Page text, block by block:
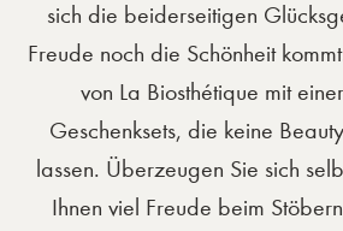
sich die beiderseitigen
Freude noch die Schönheit
von La Biosthétique mit
Geschenksets, die keine
lassen. Überzeugen Sie sich
Ihnen viel Freude beim